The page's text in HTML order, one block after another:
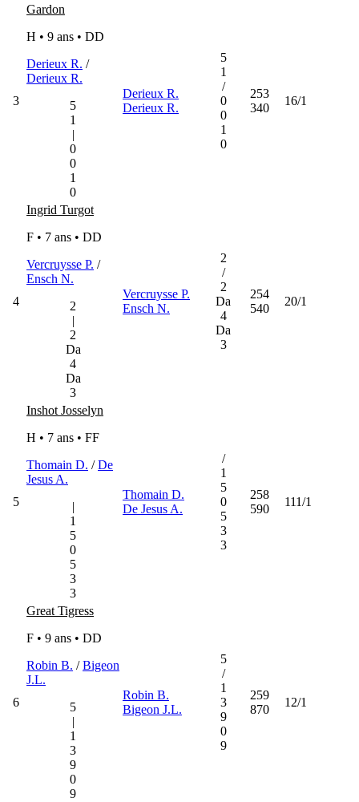
3
Gardon
H • 9 ans • DD
Derieux R. /
Derieux R.
5
1
|
0
0
1
0
Derieux R.
Derieux R.
5
1
/
0
0
1
0
253
340
16/1
4
Ingrid Turgot
F • 7 ans • DD
Vercruysse P. /
Ensch N.
2
|
2
Da
4
Da
3
Vercruysse P.
Ensch N.
2
/
2
Da
4
Da
3
254
540
20/1
5
Inshot Josselyn
H • 7 ans • FF
Thomain D. /De
Jesus A.
|
1
5
0
5
3
3
Thomain D.
De Jesus A.
/
1
5
0
5
3
3
258
590
111/1
6
Great Tigress
F • 9 ans • DD
Robin B. /Bigeon
J.L.
5
|
1
3
9
0
9
Robin B.
Bigeon J.L.
5
/
1
3
9
0
9
259
870
12/1